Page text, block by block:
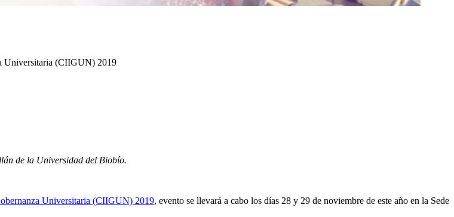
Universitaria (CIIGUN) 2019
de la Universidad del Biobío.
Universitaria (CIIGUN) 2019, evento se llevará a cabo los días 28 y 29 de noviembre de este año en la Sede